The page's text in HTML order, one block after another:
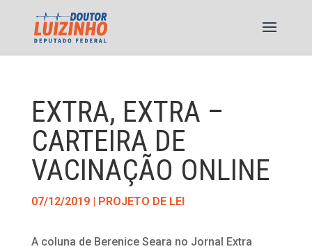
EXTRA, EXTRA –
CARTEIRA DE
VACINAÇÃO ONLINE
07/12/2019| PROJETO DE LEI
A coluna de Berenice Seara no Jornal Extra